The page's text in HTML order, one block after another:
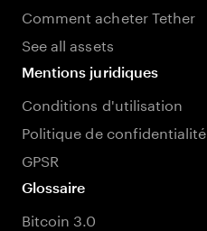
Comment acheter Tether
See all assets
Mentions juridiques
Conditions d'utilisation
Politique de confidentialité
GPSR
Glossaire
Bitcoin 3.0